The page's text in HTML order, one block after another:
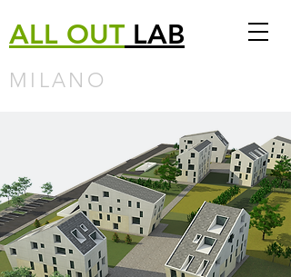
ALL OUT LAB
MILANO